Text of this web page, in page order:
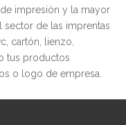
impresión y la mayor
de las imprentas
cartón, lienzo,
tus productos
o logo de empresa.